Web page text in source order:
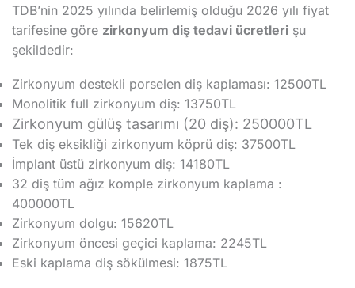
TDB’nin 2025 yılında belirlemiş olduğu 2026 yılı fiyat
tarifesine göre zirkonyum diş tedavi ücretleri şu
şekildedir:
Zirkonyum destekli porselen diş kaplaması: 12500TL
Monolitik full zirkonyum diş: 13750TL
Zirkonyum gülüş tasarımı (20 diş): 250000TL
Tek diş eksikliği zirkonyum köprü diş: 37500TL
İmplant üstü zirkonyum diş: 14180TL
32 diş tüm ağız komple zirkonyum kaplama :
400000TL
Zirkonyum dolgu: 15620TL
Zirkonyum öncesi geçici kaplama: 2245TL
Eski kaplama diş sökülmesi: 1875TL